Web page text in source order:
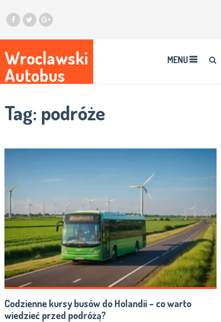
Wroclawski
Autobus
MENU
Tag: podróże
Codzienne kursy busów do Holandii – co warto
wiedzieć przed podróżą?